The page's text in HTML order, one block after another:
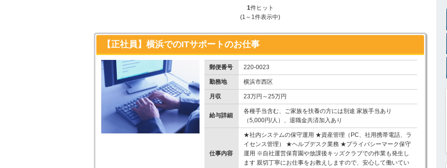
1件ヒット
(1～1件表示中)
【正社員】横浜でのITサポートのお仕事
郵便番号 220-0023
勤務地 横浜市西区
月収 23万円～25万円
給与詳細
各種手当含む、ご家族を扶養の方には別途 家族手当あり
（5,000円/人）、退職金共済加入あり
仕事内容
★社内システムの保守運用 ★資産管理（PC、社用携帯電話、ラ
イセンス管理） ★ヘルプデスク業務 ★プライバシーマーク保守
運用 ※自社運営保育園や放課後キッズクラブでの作業も発生し
ます 親切丁寧にお仕事をお教えしますので、安心して働いてい